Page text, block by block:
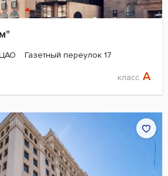
Газетный переулок 17
класс A